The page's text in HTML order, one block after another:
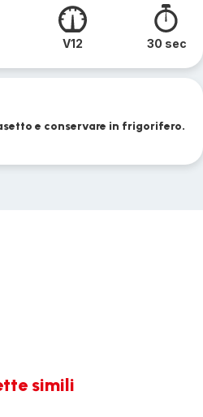
V12 30 sec
e conservare in frigorifero.
simili